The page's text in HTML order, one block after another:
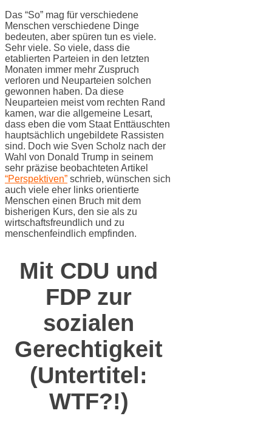
Das “So” mag für verschiedene
Menschen verschiedene Dinge
bedeuten, aber spüren tun es viele.
Sehr viele. So viele, dass die
etablierten Parteien in den letzten
Monaten immer mehr Zuspruch
verloren und Neuparteien solchen
gewonnen haben. Da diese
Neuparteien meist vom rechten Rand
kamen, war die allgemeine Lesart,
dass eben die vom Staat Enttäuschten
hauptsächlich ungebildete Rassisten
sind. Doch wie Sven Scholz nach der
Wahl von Donald Trump in seinem
sehr präzise beobachteten Artikel
“Perspektiven” schrieb, wünschen sich
auch viele eher links orientierte
Menschen einen Bruch mit dem
bisherigen Kurs, den sie als zu
wirtschaftsfreundlich und zu
menschenfeindlich empfinden.
Mit CDU und
FDP zur
sozialen
Gerechtigkeit
(Untertitel:
WTF?!)